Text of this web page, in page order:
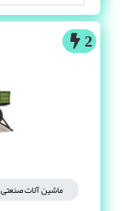
2
ماشین آلات صنعتی